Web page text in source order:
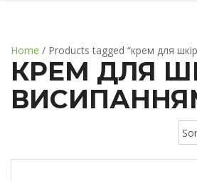
Home / Products tagged “крем для
КРЕМ ДЛЯ